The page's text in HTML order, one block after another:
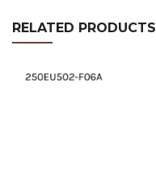
RELATED PRODUCTS